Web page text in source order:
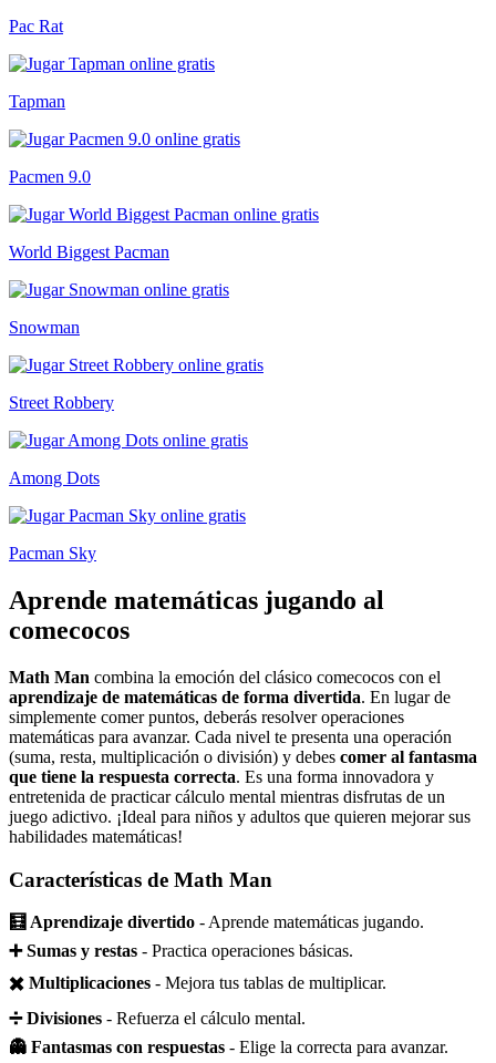
Pac Rat
Tapman
Pacmen 9.0
World Biggest Pacman
Snowman
Street Robbery
Among Dots
Pacman Sky
Aprende matemáticas jugando al
comecocos
Math Man combina la emoción del clásico comecocos con el
aprendizaje de matemáticas de forma divertida. En lugar de
simplemente comer puntos, deberás resolver operaciones
matemáticas para avanzar. Cada nivel te presenta una operación
(suma, resta, multiplicación o división) y debes comer al fantasma
que tiene la respuesta correcta. Es una forma innovadora y
entretenida de practicar cálculo mental mientras disfrutas de un
juego adictivo. ¡Ideal para niños y adultos que quieren mejorar sus
habilidades matemáticas!
Características de Math Man
🧮 Aprendizaje divertido - Aprende matemáticas jugando.
➕ Sumas y restas - Practica operaciones básicas.
✖️ Multiplicaciones - Mejora tus tablas de multiplicar.
➗ Divisiones - Refuerza el cálculo mental.
👻 Fantasmas con respuestas - Elige la correcta para avanzar.